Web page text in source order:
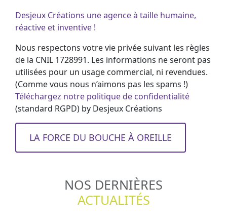
Desjeux Créations une agence à taille humaine,
réactive et inventive !
Nous respectons votre vie privée suivant les règles
de la CNIL 1728991. Les informations ne seront pas
utilisées pour un usage commercial, ni revendues.
(Comme vous nous n’aimons pas les spams !)
Téléchargez notre politique de confidentialité
(standard RGPD) by Desjeux Créations
LA FORCE DU BOUCHE À OREILLE
NOS DERNIÈRES
ACTUALITÉS